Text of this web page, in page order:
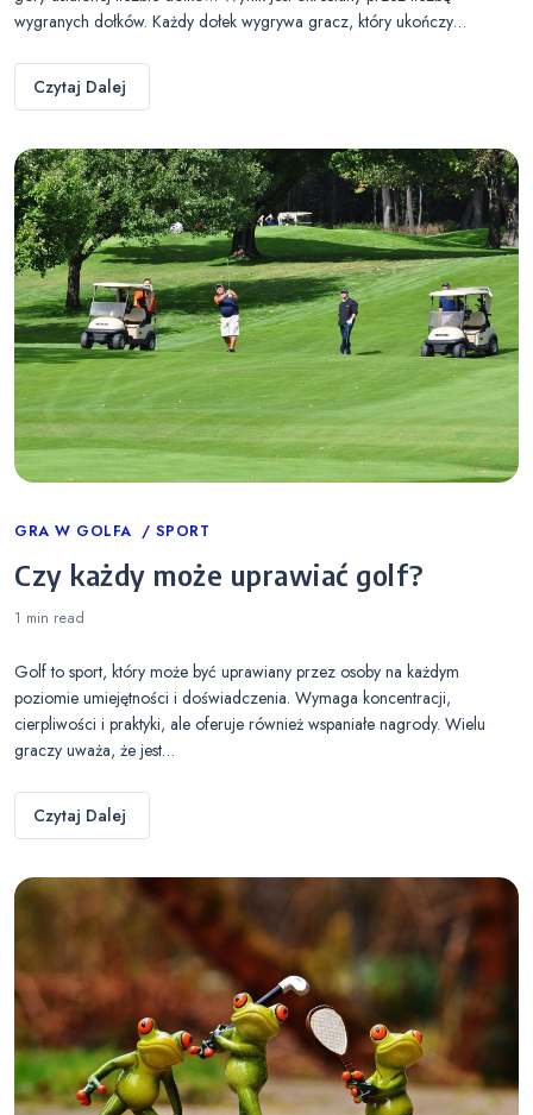
wygranych dołków. Każdy dołek wygrywa gracz, który ukończy…
Czytaj Dalej
Categories
GRA W GOLFA SPORT
Czy każdy może uprawiać golf?
1 min read
Golf to sport, który może być uprawiany przez osoby na każdym
poziomie umiejętności i doświadczenia. Wymaga koncentracji,
cierpliwości i praktyki, ale oferuje również wspaniałe nagrody. Wielu
graczy uważa, że jest…
Czytaj Dalej